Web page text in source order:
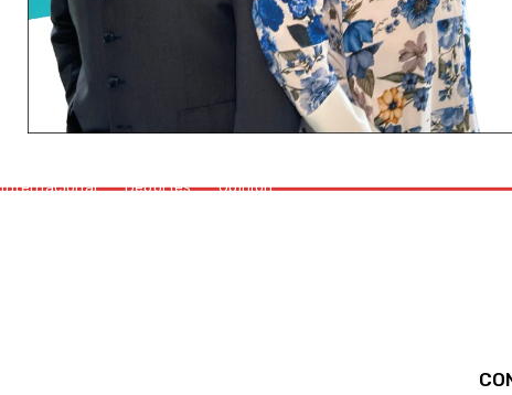
Internacional Deportes Opinión